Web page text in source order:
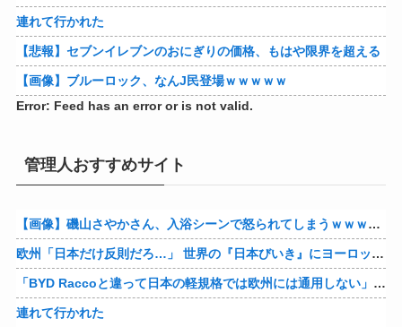
連れて行かれた
【悲報】セブンイレブンのおにぎりの価格、もはや限界を超える
【画像】ブルーロック、なんJ民登場ｗｗｗｗｗ
Error: Feed has an error or is not valid.
管理人おすすめサイト
【画像】磯山さやかさん、入浴シーンで怒られてしまうｗｗｗｗｗｗ
欧州「日本だけ反則だろ…」 世界の『日本びいき』にヨーロッパ全土から不満の声
「BYD Raccoと違って日本の軽規格では欧州には通用しない」と自動車系ライターが示唆、だが速攻で反例を提示されて即落ち二コマ状態に……
連れて行かれた